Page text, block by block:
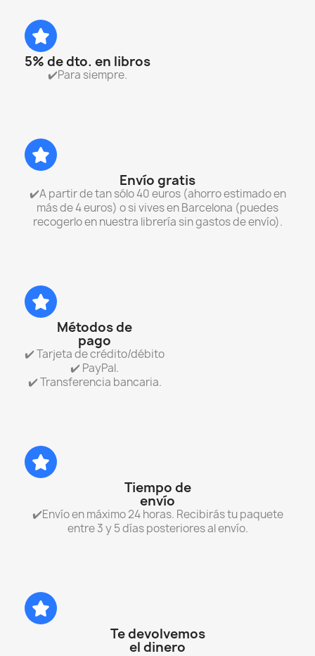
5% de dto. en libros
✔️Para siempre.
Envío gratis
✔️A partir de tan sólo 40 euros (ahorro estimado en
más de 4 euros) o si vives en Barcelona (puedes
recogerlo en nuestra librería sin gastos de envío).
Métodos de
pago
✔️ Tarjeta de crédito/débito
✔️ PayPal.
✔️ Transferencia bancaria.
Tiempo de
envío
✔️Envío en máximo 24 horas. Recibirás tu paquete
entre 3 y 5 días posteriores al envío.
Te devolvemos
el dinero